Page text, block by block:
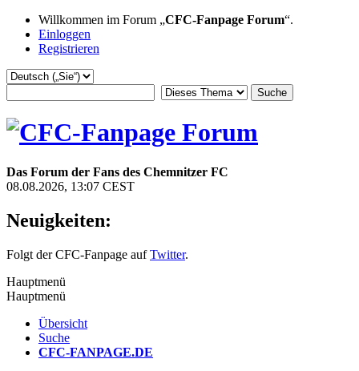
Willkommen im Forum „CFC-Fanpage Forum“.
Einloggen
Registrieren
Das Forum der Fans des Chemnitzer FC
08.08.2026, 13:07 CEST
Neuigkeiten:
Folgt der CFC-Fanpage aufTwitter.
Hauptmenü
Hauptmenü
Übersicht
Suche
CFC-FANPAGE.DE